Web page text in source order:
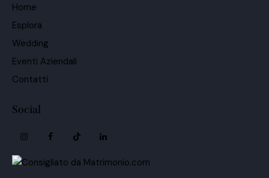
Home
Esplora
Wedding
Eventi Aziendali
Contatti
Social